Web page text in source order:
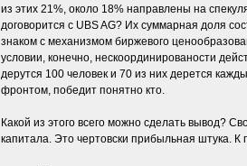
из этих 21%, около 18% направлены на
договорится с UBS AG? Их суммарная доля
знаком с механизмом биржевого
условии, конечно, нескоординированости
дерутся 100 человек и 70 из них дерется
фронтом, победит понятно кто.
Какой из этого всего можно сделать вывод?
капитала. Это чертовски прибыльная штука. К